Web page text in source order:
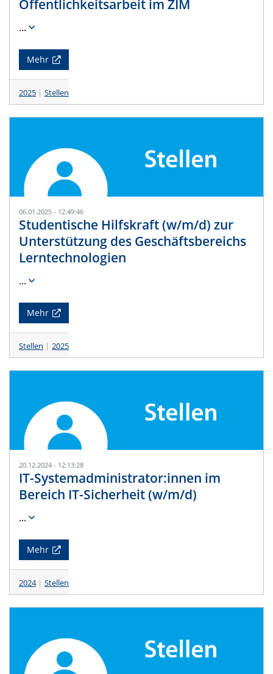
Öffentlichkeitsarbeit im ZIM
...
Mehr
2025 Stellen
06.01.2025 - 12:49:46
Studentische Hilfskraft (w/m/d) zur
Unterstützung des Geschäftsbereichs
Lerntechnologien
...
Mehr
Stellen 2025
20.12.2024 - 12:13:28
IT-Systemadministrator:innen im
Bereich IT-Sicherheit (w/m/d)
...
Mehr
2024 Stellen